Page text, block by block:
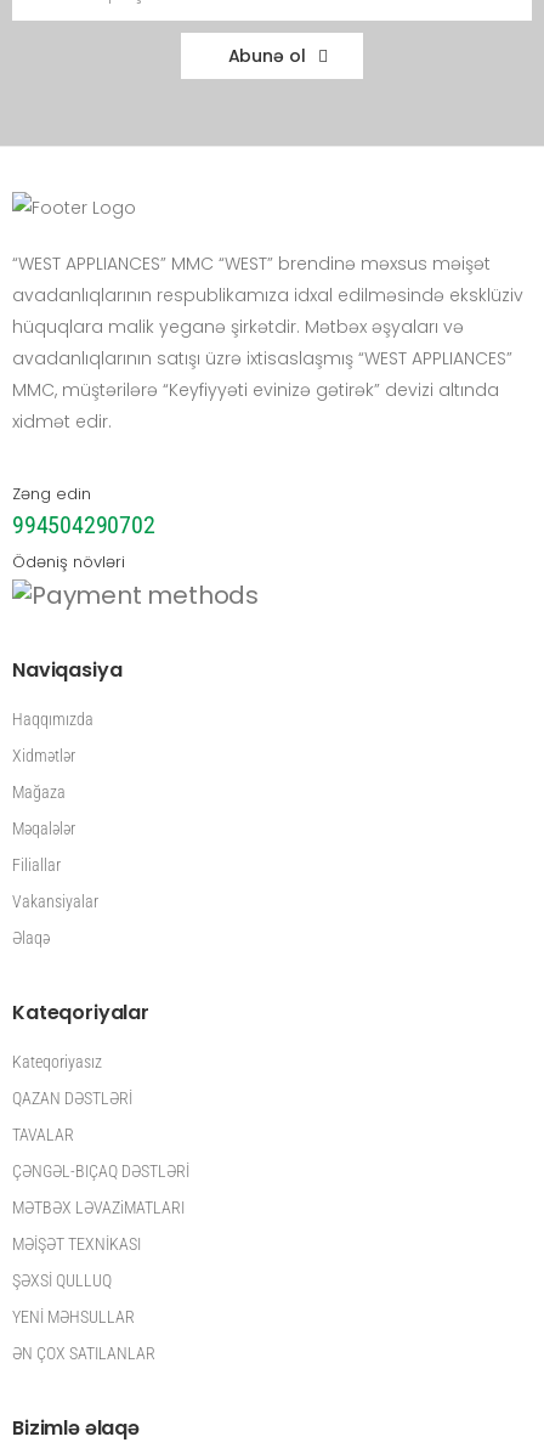
Abunə ol
“WEST APPLIANCES” MMC “WEST” brendinə məxsus məişət
avadanlıqlarının respublikamıza idxal edilməsində eksklüziv
hüquqlara malik yeganə şirkətdir. Mətbəx əşyaları və
avadanlıqlarının satışı üzrə ixtisaslaşmış “WEST APPLIANCES”
MMC, müştərilərə “Keyfiyyəti evinizə gətirək” devizi altında
xidmət edir.
Zəng edin
994504290702
Ödəniş növləri
Naviqasiya
Haqqımızda
Xidmətlər
Mağaza
Məqalələr
Filiallar
Vakansiyalar
Əlaqə
Kateqoriyalar
Kateqoriyasız
QAZAN DƏSTLƏRİ
TAVALAR
ÇƏNGƏL-BIÇAQ DƏSTLƏRİ
MƏTBƏX LƏVAZiMATLARI
MƏİŞƏT TEXNİKASI
ŞƏXSİ QULLUQ
YENİ MƏHSULLAR
ƏN ÇOX SATILANLAR
Bizimlə əlaqə